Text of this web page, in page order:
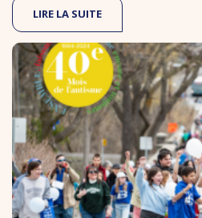
LIRE LA SUITE